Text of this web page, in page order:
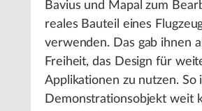
Bavius und Mapal zum
reales Bauteil eines
verwenden. Das gab ihnen
Freiheit, das Design für
Applikationen zu nutzen. So
Demonstrationsobjekt weit